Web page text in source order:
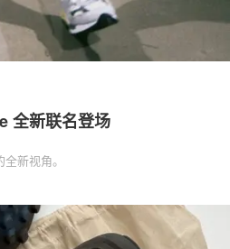
全新联名登场
新视角。